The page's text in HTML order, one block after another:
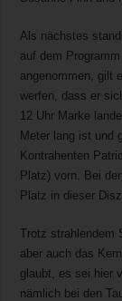
Als nächstes
auf dem
angenommen, gilt
werfen, dass er
12 Uhr Marke
Meter lang ist und
Kontrahenten
Platz) vorn. Bei
Platz in dieser
Trotz strahlendem
aber auch das
glaubt, es sei hier
nämlich bei den